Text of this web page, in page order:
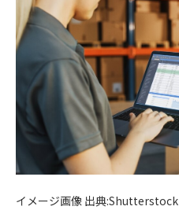
イメージ画像 出典:Shutterstock